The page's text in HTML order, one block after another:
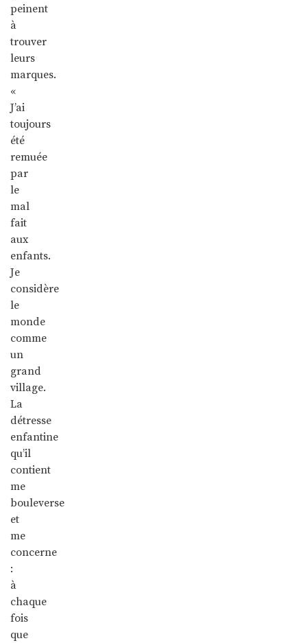
peinent
à
trouver
leurs
marques.
«
J’ai
toujours
été
remuée
par
le
mal
fait
aux
enfants.
Je
considère
le
monde
comme
un
grand
village.
La
détresse
enfantine
qu’il
contient
me
bouleverse
et
me
concerne
:
à
chaque
fois
que